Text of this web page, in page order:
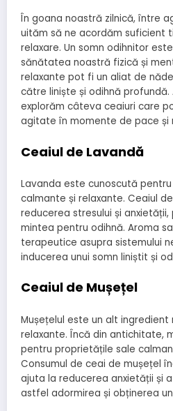
În goana noastră zilnică, între
uităm să ne acordăm suficient
relaxare. Un somn odihnitor
sănătatea noastră fizică și
relaxante pot fi un aliat de
către liniște și odihnă profundă.
explorăm câteva ceaiuri care
agitate în momente de pace și
Ceaiul de Lavandă
Lavanda este cunoscută
calmante și relaxante. Ceaiul
reducerea stresului și
mintea pentru odihnă. Aroma
terapeutice asupra sistemului
inducerea unui somn liniștit și
Ceaiul de Mușețel
Mușețelul este un alt
relaxante. Încă din antichitate,
pentru proprietățile sale
Consumul de ceai de mușețel
ajuta la reducerea anxietății și
astfel adormirea și obținerea